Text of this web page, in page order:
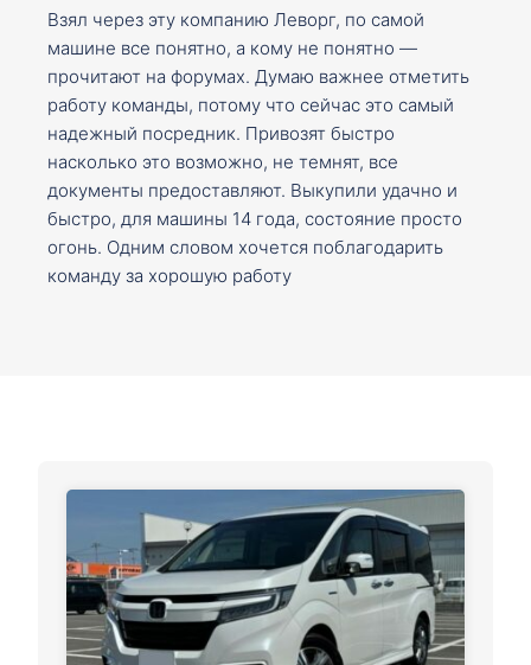
Взял через эту компанию Леворг, по самой
машине все понятно, а кому не понятно —
прочитают на форумах. Думаю важнее отметить
работу команды, потому что сейчас это самый
надежный посредник. Привозят быстро
насколько это возможно, не темнят, все
документы предоставляют. Выкупили удачно и
быстро, для машины 14 года, состояние просто
огонь. Одним словом хочется поблагодарить
команду за хорошую работу